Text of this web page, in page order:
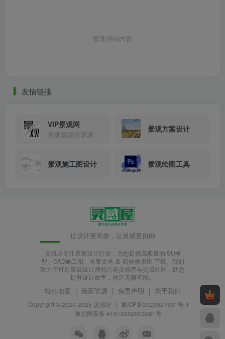
暂无评论内容
友情链接
VIP景观网
景观资源分享源
景观方案设计
景观施工图设计 景观绘图工具
让设计更高效，让灵感更自由
灵感屋专注景观设计行业，为您提供高质量的 SU模
型、CAD施工图、方案文本 及 园林效果图 下载。我们
致力于打造景观设计师的首选灵感库与交流社区，助您
提升设计效率，创造无限可能。
站点地图 | 最新资源 | 免责声明 | 关于我们
Copyright © 2020-2025 灵感屋 | 豫ICP备2023027631号-1
|
豫公网安备 41010202003261号